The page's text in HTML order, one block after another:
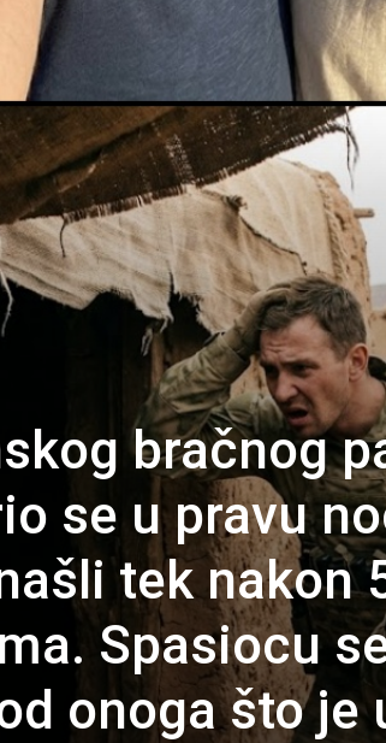
bračnog
se u pravu
tek nakon
Spasiocu
onoga što je